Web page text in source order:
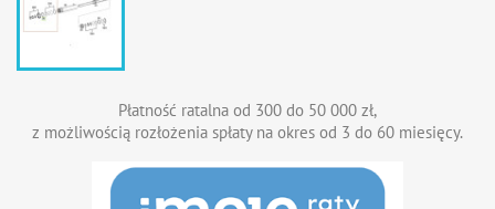
Płatność ratalna od 300 do 50 000 zł,
z możliwością rozłożenia spłaty na okres od 3 do 60 miesięcy.